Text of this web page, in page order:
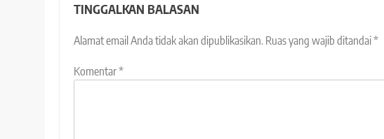
TINGGALKAN BALASAN
Alamat email Anda tidak akan dipublikasikan. Ruas yang wajib ditandai*
Komentar*